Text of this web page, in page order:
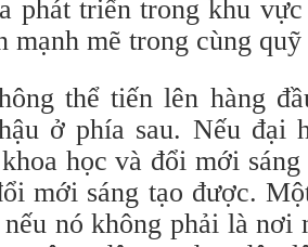
phát triển trong khu
mạnh mẽ trong cùng
thể tiến lên hàng
ở phía sau. Nếu đại
học và đổi mới
mới sáng tạo được.
nó không phải là nơi